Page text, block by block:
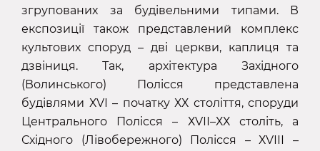
згрупованих за будівельними типами. В
експозиції також представлений комплекс
культових споруд – дві церкви, каплиця та
дзвіниця. Так, архітектура Західного
(Волинського) Полісся представлена
будівлями ХVІ – початку ХХ століття, споруди
Центрального Полісся – ХVІІ–ХХ століть, а
Східного (Лівобережного) Полісся – ХVІІІ –